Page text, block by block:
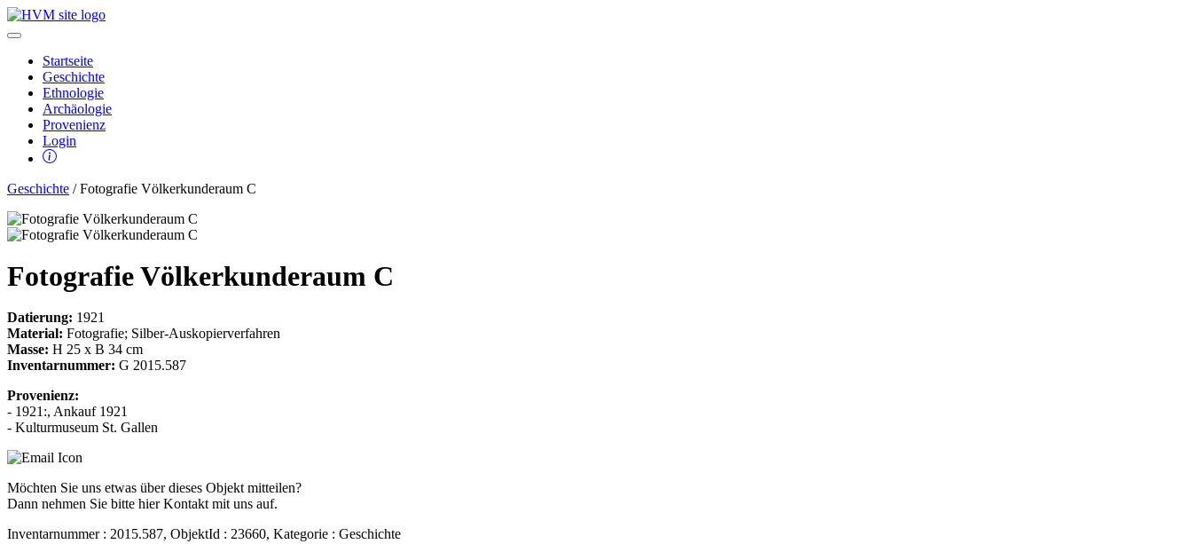
Startseite
Geschichte
Ethnologie
Archäologie
Provenienz
Login
Geschichte / Fotografie Völkerkunderaum C
Fotografie Völkerkunderaum C
Datierung: 1921
Material: Fotografie; Silber-Auskopierverfahren
Masse: H 25 x B 34 cm
Inventarnummer: G 2015.587
Provenienz:
- 1921:, Ankauf 1921
- Kulturmuseum St. Gallen
Möchten Sie uns etwas über dieses Objekt mitteilen?
Dann nehmen Sie bitte hier Kontakt mit uns auf.
Inventarnummer : 2015.587, ObjektId : 23660, Kategorie : Geschichte